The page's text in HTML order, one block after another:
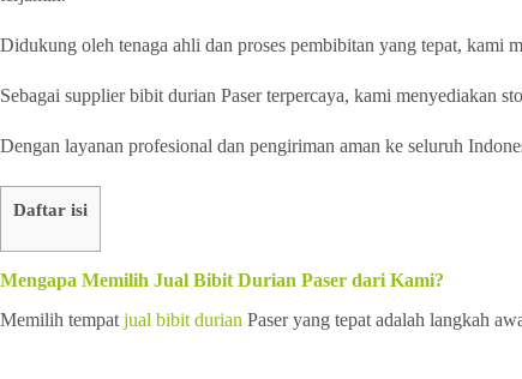
Didukung oleh tenaga ahli dan proses pembibitan yang tepat, kami
Sebagai supplier bibit durian Paser terpercaya, kami menyediakan
Dengan layanan profesional dan pengiriman aman ke seluruh
Daftar isi
Mengapa Memilih Jual Bibit Durian Paser dari Kami?
Memilih tempat jual bibit durian Paser yang tepat adalah langkah